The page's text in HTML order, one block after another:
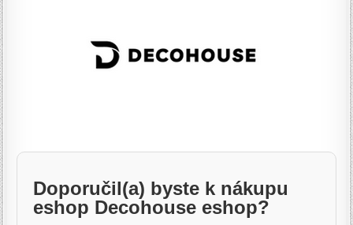
Doporučil(a) byste k nákupu
eshop Decohouse eshop?